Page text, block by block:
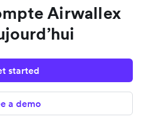
Airwallex
started
a demo